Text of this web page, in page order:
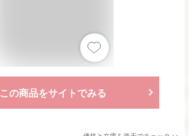
この商品をサイトでみる